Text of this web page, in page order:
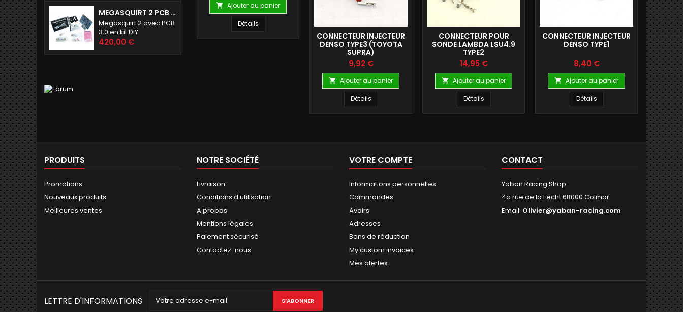
MEGASQUIRT 2 PCB 3.0
Megasquirt 2 avec PCB
3.0 en kit DIY
Prix
420,00 €
 Ajouter au panier
Détails
CONNECTEUR INJECTEUR
DENSO TYPE3 (TOYOTA
SUPRA)
Prix
9,92 €
 Ajouter au panier
Détails
CONNECTEUR POUR
SONDE LAMBDA LSU4.9
TYPE2
Prix
14,95 €
 Ajouter au panier
Détails
CONNECTEUR INJECTEUR
DENSO TYPE1
Prix
8,40 €
 Ajouter au panier
Détails

PRODUITS
Promotions
Nouveaux produits
Meilleures ventes
NOTRE SOCIÉTÉ
Livraison
Conditions d'utilisation
A propos
Mentions légales
Paiement sécurisé
Contactez-nous
VOTRE COMPTE
Informations personnelles
Commandes
Avoirs
Adresses
Bons de réduction
My custom invoices
Mes alertes
CONTACT
Yaban Racing Shop
4a rue de la Fecht 68000 Colmar
Email: Olivier@yaban-racing.com
LETTRE D'INFORMATIONS